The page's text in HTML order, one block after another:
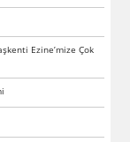
Ezine’mize Çok